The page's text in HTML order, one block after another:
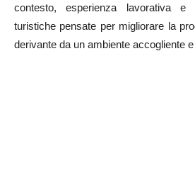
contesto, esperienza lavorativa e
turistiche pensate per migliorare la
derivante da un ambiente accogliente